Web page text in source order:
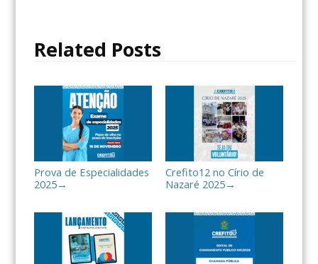
k
i
a
r
Related Posts
Prova de Especialidades
2025→
Crefito12 no Círio de
Nazaré 2025→